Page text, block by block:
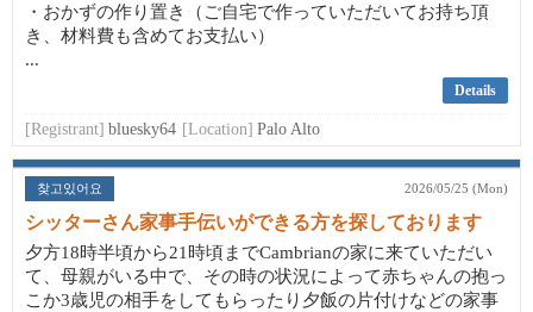
・おかずの作り置き（ご自宅で作っていただいてお持ち頂
き、材料費も含めてお支払い）
...
Details
[Registrant] bluesky64 [Location] Palo Alto
찾고있어요 2026/05/25 (Mon)
シッターさん家事手伝いができる方を探しております
夕方18時半頃から21時頃までCambrianの家に来ていただい
て、母親がいる中で、その時の状況によって赤ちゃんの抱っ
こか3歳児の相手をしてもらったり夕飯の片付けなどの家事